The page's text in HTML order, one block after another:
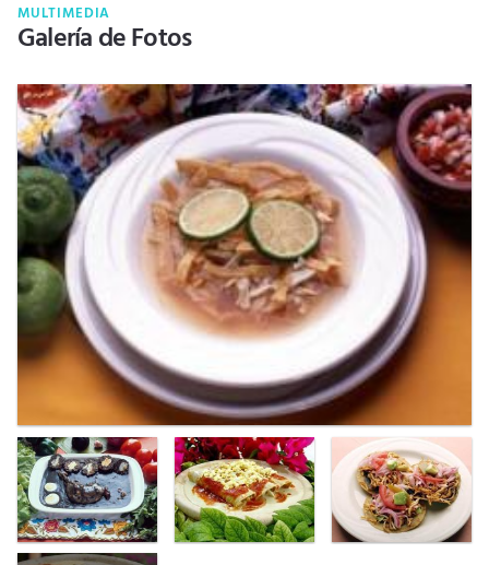
MULTIMEDIA
Galería de Fotos